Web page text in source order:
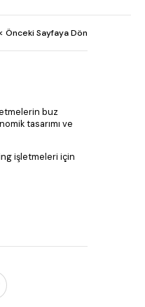
Önceki Sayfaya Dön
buz
tasarımı ve
işletmeleri için